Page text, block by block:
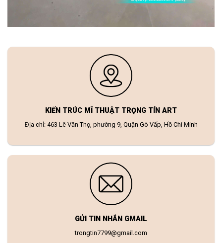
KIẾN TRÚC MĨ THUẬT TRỌNG TÍN ART
Địa chỉ: 463 Lê Văn Thọ, phường 9, Quận Gò Vấp, Hồ Chí Minh
GỬI TIN NHẮN GMAIL
trongtin7799@gmail.com